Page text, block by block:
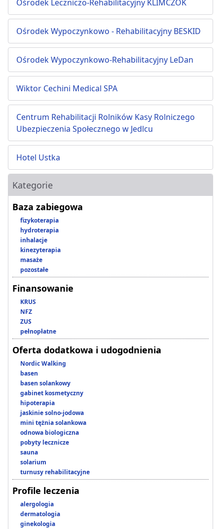
Ośrodek Leczniczo-Rehabilitacyjny KLIMCZOK
Ośrodek Wypoczynkowo - Rehabilitacyjny BESKID
Ośrodek Wypoczynkowo-Rehabilitacyjny LeDan
Wiktor Cechini Medical SPA
Centrum Rehabilitacji Rolników Kasy Rolniczego
Ubezpieczenia Społecznego w Jedlcu
Hotel Ustka
Kategorie
Baza zabiegowa
fizykoterapia
hydroterapia
inhalacje
kinezyterapia
masaże
pozostałe
Finansowanie
KRUS
NFZ
ZUS
pełnopłatne
Oferta dodatkowa i udogodnienia
Nordic Walking
basen
basen solankowy
gabinet kosmetyczny
hipoterapia
jaskinie solno-jodowa
mini tężnia solankowa
odnowa biologiczna
pobyty lecznicze
sauna
solarium
turnusy rehabilitacyjne
Profile leczenia
alergologia
dermatologia
ginekologia